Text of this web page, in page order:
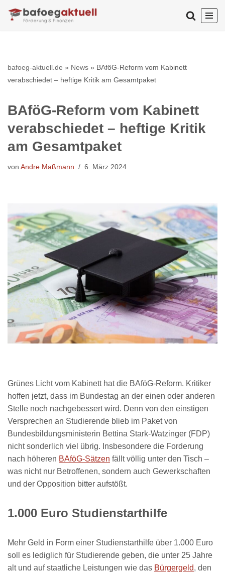
bafoeg-aktuell.de » News » BAföG-Reform vom Kabinett
verabschiedet – heftige Kritik am Gesamtpaket
BAföG-Reform vom Kabinett
verabschiedet – heftige Kritik
am Gesamtpaket
von Andre Maßmann 6. März 2024
Grünes Licht vom Kabinett hat die BAföG-Reform. Kritiker
hoffen jetzt, dass im Bundestag an der einen oder anderen
Stelle noch nachgebessert wird. Denn von den einstigen
Versprechen an Studierende blieb im Paket von
Bundesbildungsministerin Bettina Stark-Watzinger (FDP)
nicht sonderlich viel übrig. Insbesondere die Forderung
nach höheren BAföG-Sätzen fällt völlig unter den Tisch –
was nicht nur Betroffenen, sondern auch Gewerkschaften
und der Opposition bitter aufstößt.
1.000 Euro Studienstarthilfe
Mehr Geld in Form einer Studienstarthilfe über 1.000 Euro
soll es lediglich für Studierende geben, die unter 25 Jahre
alt und auf staatliche Leistungen wie das Bürgergeld, den